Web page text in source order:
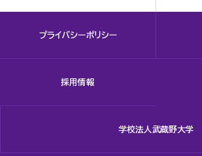
プライバシーポリシー
採用情報
学校法人武蔵野大学